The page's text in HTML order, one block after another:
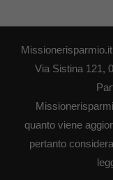
Via Sistina 121,
quanto viene
pertanto